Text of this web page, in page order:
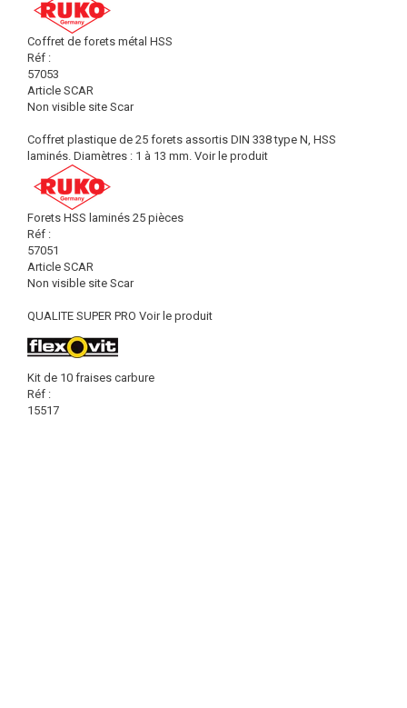
Coffret de forets métal HSS
Réf :
57053
Article SCAR
Non visible site Scar
Coffret plastique de 25 forets assortis DIN 338 type N, HSS
laminés. Diamètres : 1 à 13 mm. Voir le produit
Forets HSS laminés 25 pièces
Réf :
57051
Article SCAR
Non visible site Scar
QUALITE SUPER PRO Voir le produit
Kit de 10 fraises carbure
Réf :
15517